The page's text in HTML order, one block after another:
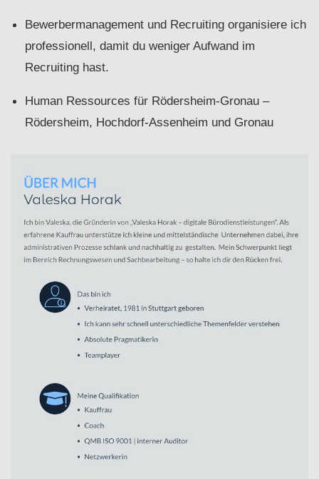
Bewerbermanagement und Recruiting organisiere ich
professionell, damit du weniger Aufwand im
Recruiting hast.
Human Ressources für Rödersheim-Gronau –
Rödersheim, Hochdorf-Assenheim und Gronau